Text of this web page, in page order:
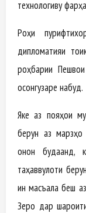
технологиву
Роҳи
дипломатияи
роҳбарии
осонгузаре набуд.
Яке аз пояҳои
берун аз марзҳо
онон будаанд,
таҳаввулоти
ин масъала беш
Зеро дар